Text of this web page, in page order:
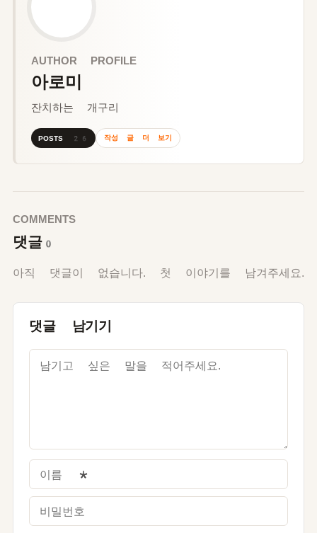
AUTHOR PROFILE
아로미
잔치하는 개구리
POSTS 26 작성 글 더 보기
COMMENTS
댓글 0
아직 댓글이 없습니다. 첫 이야기를 남겨주세요.
댓글 남기기
이름
비밀번호